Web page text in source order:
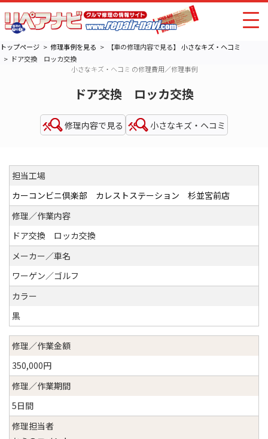
トップページ 修理事例を見る 【車の修理内容で見る】小さなキズ・ヘコミ
ドア交換 ロッカ交換
小さなキズ・ヘコミ の修理費用／修理事例
ドア交換 ロッカ交換
修理内容で見る 小さなキズ・ヘコミ
担当工場
カーコンビニ倶楽部 カレストステーション 杉並宮前店
修理／作業内容
ドア交換 ロッカ交換
メーカー／車名
ワーゲン／ゴルフ
カラー
黒
修理／作業金額
350,000円
修理／作業期間
5日間
修理担当者